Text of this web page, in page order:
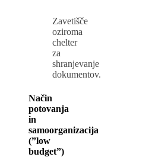
Zavetišče
oziroma
chelter
za
shranjevanje
dokumentov.
Način
potovanja
in
samoorganizacija
(”low
budget”)